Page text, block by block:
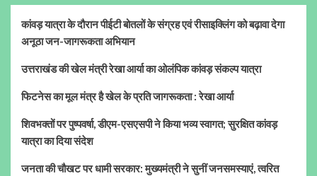
कांवड़ यात्रा के दौरान पीईटी बोतलों के संग्रह एवं रीसाइक्लिंग को बढ़ावा देगा
अनूठा जन-जागरूकता अभियान
उत्तराखंड की खेल मंत्री रेखा आर्या का ओलंपिक कांवड़ संकल्प यात्रा
फिटनेस का मूल मंत्र है खेल के प्रति जागरूकता : रेखा आर्या
शिवभक्तों पर पुष्पवर्षा, डीएम-एसएसपी ने किया भव्य स्वागत; सुरक्षित कांवड़
यात्रा का दिया संदेश
जनता की चौखट पर धामी सरकार: मुख्यमंत्री ने सुनीं जनसमस्याएं, त्वरित